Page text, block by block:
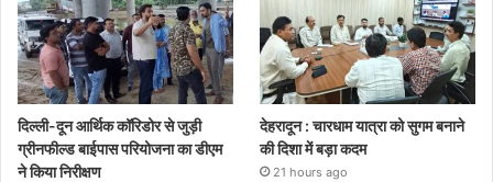
दिल्ली-दून आर्थिक कॉरिडोर से जुड़ी
ग्रीनफील्ड बाईपास परियोजना का डीएम
ने किया निरीक्षण
देहरादून : चारधाम यात्रा को सुगम बनाने
की दिशा में बड़ा कदम
21 hours ago